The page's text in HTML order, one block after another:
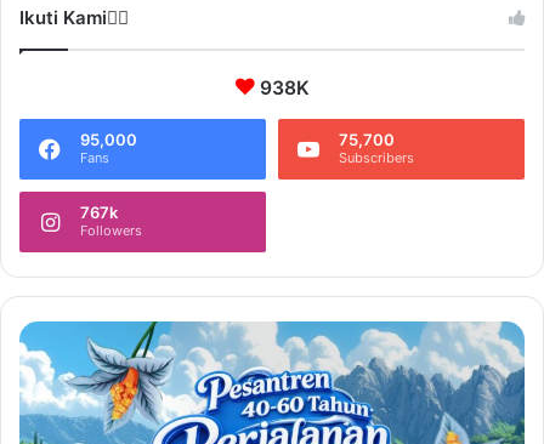
Ikuti Kami❤️‍🔥
938K
95,000
Fans
75,700
Subscribers
767k
Followers